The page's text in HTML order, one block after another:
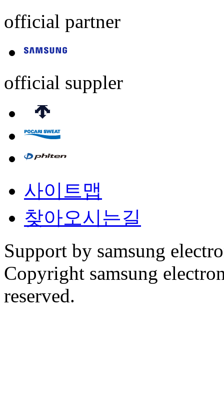
official partner
official suppler
사이트맵
찾아오시는길
Support by samsung
Copyright samsung
reserved.